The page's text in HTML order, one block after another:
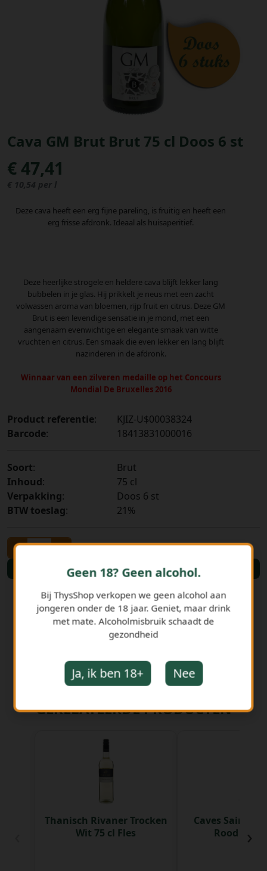
Cava GM Brut Brut 75 cl Doos 6 st
€ 47,41
€ 10,54 per l
Deze cava heeft een erg fijne pareling, is fruitig en heeft een
erg frisse afdronk. Ideaal als huisaperitief.
Deze heerlijke strogele en heldere cava blijft lekker lang
bubbelen in je glas. Hij prikkelt je neus met een zacht
volwassen aroma van bloemen, rijp fruit en citrus. Deze GM
Brut is een levendige sensatie in je mond, met een
aangenaam evenwichtige en elegante smaak van witte
vruchten en citrus. Een smaak die even lekker en lang blijft
nazinderen in de afdronk.
Winnaar van een zilveren medaille op het Concours
Mondial De Bruxelles 2016
Product referentie:
KJIZ-U$00038324
Barcode: 18413831000016
Soort:
Brut
Inhoud:
75 cl
Verpakking:
Doos 6 st
BTW toeslag: 21%
- +
Bestellen
GERELATEERDE PRODUCTEN
Thanisch Rivaner Trocken
Wit 75 cl Fles
Caves Saint
Rood 75 cl
›
Geen 18? Geen alcohol.
Bij ThysShop verkopen we geen alcohol aan
jongeren onder de 18 jaar. Geniet, maar drink
met mate. Alcoholmisbruik schaadt de
gezondheid
Ja, ik ben 18+ Nee